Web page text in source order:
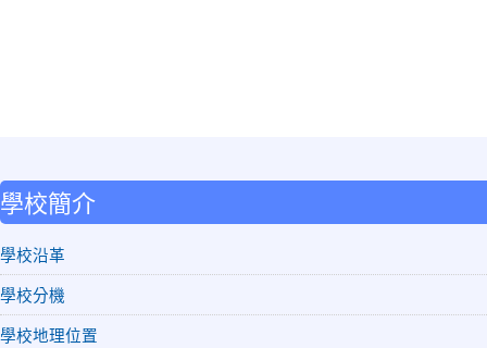
學校簡介
學校沿革
學校分機
學校地理位置